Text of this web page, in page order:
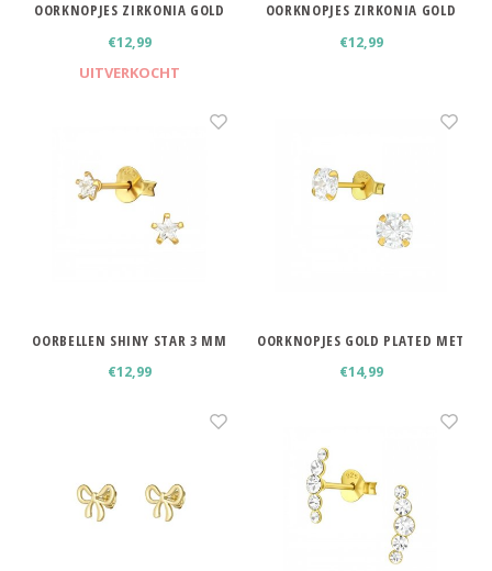
OORKNOPJES ZIRKONIA GOLD
€12,99
UITVERKOCHT
OORKNOPJES ZIRKONIA GOLD
€12,99
OORBELLEN SHINY STAR 3 MM
€12,99
OORKNOPJES GOLD PLATED MET
€14,99